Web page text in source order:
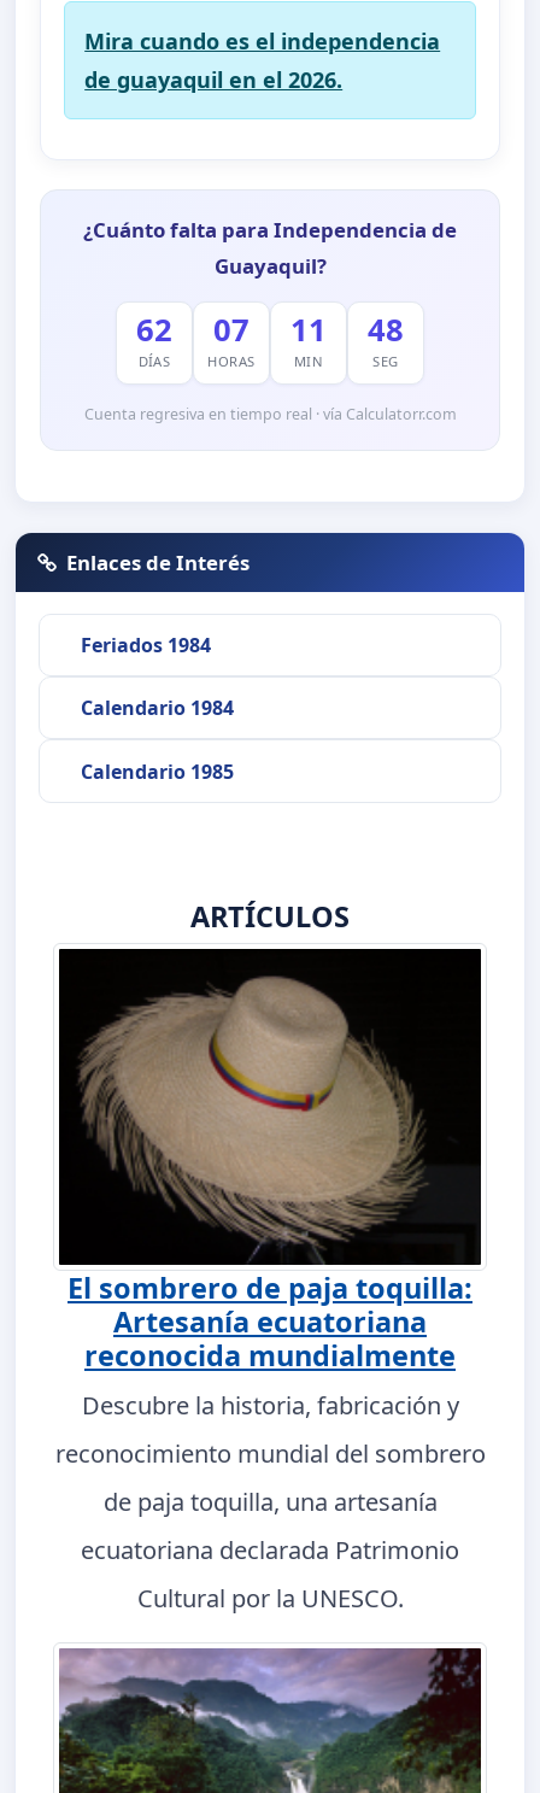
Mira cuando es el independencia
de guayaquil en el 2026.
¿Cuánto falta para Independencia de
Guayaquil?
62
DÍAS
07
HORAS
11
MIN
47
SEG
Cuenta regresiva en tiempo real · vía Calculatorr.com
Enlaces de Interés
Feriados 1984
Calendario 1984
Calendario 1985
ARTÍCULOS
El sombrero de paja toquilla:
Artesanía ecuatoriana
reconocida mundialmente
Descubre la historia, fabricación y
reconocimiento mundial del sombrero
de paja toquilla, una artesanía
ecuatoriana declarada Patrimonio
Cultural por la UNESCO.